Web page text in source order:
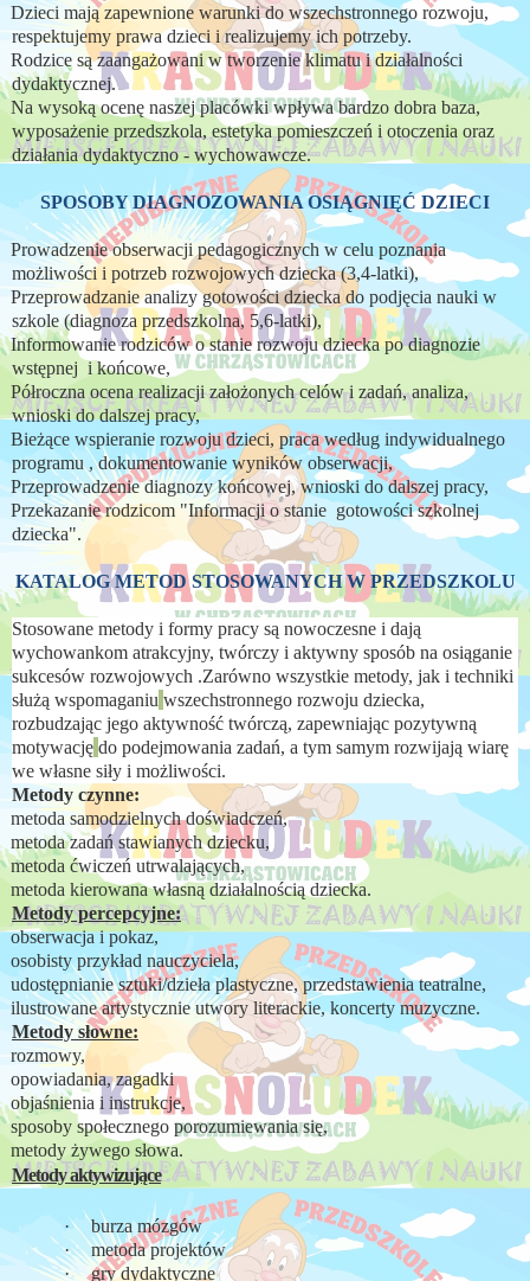
Dzieci mają zapewnione warunki do wszechstronnego rozwoju,
respektujemy prawa dzieci i realizujemy ich potrzeby.
Rodzice są zaangażowani w tworzenie klimatu i działalności
dydaktycznej.
Na wysoką ocenę naszej placówki wpływa bardzo dobra baza,
wyposażenie przedszkola, estetyka pomieszczeń i otoczenia oraz
działania dydaktyczno - wychowawcze.
SPOSOBY DIAGNOZOWANIA OSIĄGNIĘĆ DZIECI
Prowadzenie obserwacji pedagogicznych w celu poznania
możliwości i potrzeb rozwojowych dziecka (3,4-latki),
Przeprowadzanie analizy gotowości dziecka do podjęcia nauki w
szkole (diagnoza przedszkolna, 5,6-latki),
Informowanie rodziców o stanie rozwoju dziecka po diagnozie
wstępnej i końcowe,
Półroczna ocena realizacji założonych celów i zadań, analiza,
wnioski do dalszej pracy,
Bieżące wspieranie rozwoju dzieci, praca według indywidualnego
programu , dokumentowanie wyników obserwacji,
Przeprowadzenie diagnozy końcowej, wnioski do dalszej pracy,
Przekazanie rodzicom "Informacji o stanie gotowości szkolnej
dziecka".
KATALOG METOD STOSOWANYCH W PRZEDSZKOLU
Stosowane metody i formy pracy są nowoczesne i dają
wychowankom atrakcyjny, twórczy i aktywny sposób na osiąganie
sukcesów rozwojowych .Zarówno wszystkie metody, jak i techniki
służą wspomaganiu wszechstronnego rozwoju dziecka,
rozbudzając jego aktywność twórczą, zapewniając pozytywną
motywację do podejmowania zadań, a tym samym rozwijają wiarę
we własne siły i możliwości.
Metody czynne:
metoda samodzielnych doświadczeń,
metoda zadań stawianych dziecku,
metoda ćwiczeń utrwalających,
metoda kierowana własną działalnością dziecka.
Metody percepcyjne:
obserwacja i pokaz,
osobisty przykład nauczyciela,
udostępnianie sztuki/dzieła plastyczne, przedstawienia teatralne,
ilustrowane artystycznie utwory literackie, koncerty muzyczne.
Metody słowne:
rozmowy,
opowiadania, zagadki
objaśnienia i instrukcje,
sposoby społecznego porozumiewania się,
metody żywego słowa.
Metody aktywizujące
·
burza mózgów
·
metoda projektów
·
gry dydaktyczne